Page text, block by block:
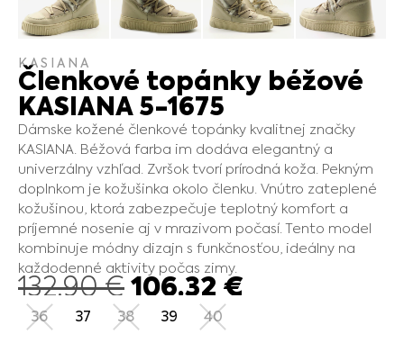
KASIANA
Členkové topánky béžové
KASIANA 5-1675
Dámske kožené členkové topánky kvalitnej značky
KASIANA. Béžová farba im dodáva elegantný a
univerzálny vzhľad. Zvršok tvorí prírodná koža. Pekným
doplnkom je kožušinka okolo členku. Vnútro zateplené
kožušinou, ktorá zabezpečuje teplotný komfort a
príjemné nosenie aj v mrazivom počasí. Tento model
kombinuje módny dizajn s funkčnosťou, ideálny na
každodenné aktivity počas zimy.
132.90€106.32 €
36 37 38 39 40